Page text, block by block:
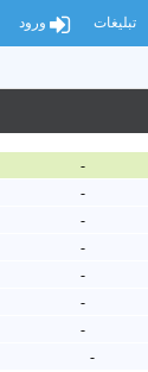
تبلیغات ورود
-
-
-
-
-
-
-
-